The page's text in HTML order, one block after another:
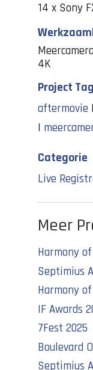
14 x Sony
4K
Project
aftermovie |
|
Categorie
Live
Meer
Harmony
Septimius
Harmony
IF Awards
7Fest 2025
Boulevard
Septimius